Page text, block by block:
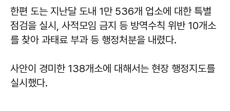
한편 도는 지난달 도내 1만 536개 업소에 대한 특별
점검을 실시, 사적모임 금지 등 방역수칙 위반 10개소
를 찾아 과태료 부과 등 행정처분을 내렸다.
사안이 경미한 138개소에 대해서는 현장 행정지도를
실시했다.